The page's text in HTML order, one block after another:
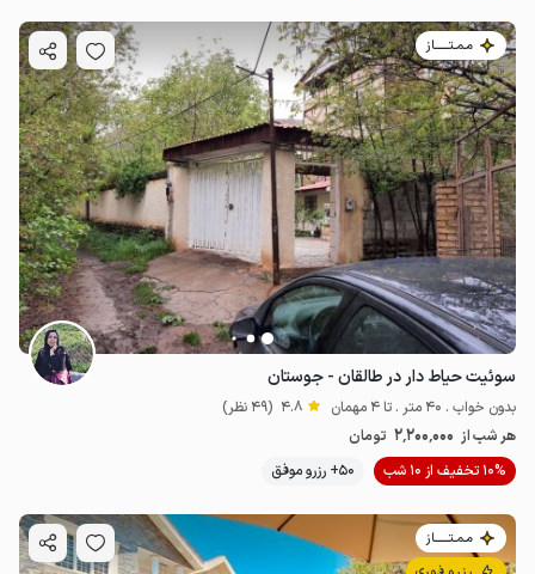
مـمـتــــــاز
سوئیت حیاط دار در طالقان - جوستان
بدون خواب . 40 متر . تا 4 مهمان 4.8 (49 نظر)
هر شب از 2٬200٬000 تومان
10% تخفیف از 10 شب
50+ رزرو موفق
مـمـتــــــاز